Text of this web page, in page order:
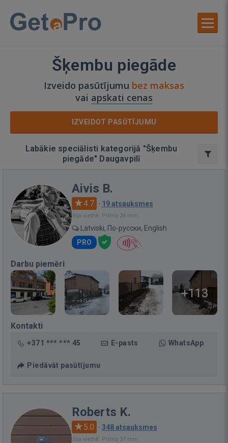
Šķembu piegāde
Izveido pasūtījumu bez maksas
vai apskati cenas
IZVEIDOT PASŪTĪJUMU
Labākie speciālisti kategorijā "Šķembu
piegāde" Daugavpilī
Aivis B.
4.7 · 19 atsauksmes
Bija vietnē: Pirms 24 min.
Latviski, По-русски, English
PRO
Darbu piemēri
+113
Kontakti
+371 *** *** 45 E-pasts WhatsApp
Piedāvāt pasūtījumu
Roberts K.
5.0 · 348 atsauksmes
Bija vietnē: Pirms 37 min.